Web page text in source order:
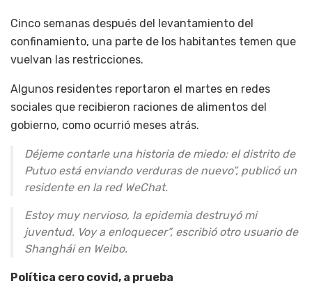
Cinco semanas después del levantamiento del
confinamiento, una parte de los habitantes temen que
vuelvan las restricciones.
Algunos residentes reportaron el martes en redes
sociales que recibieron raciones de alimentos del
gobierno, como ocurrió meses atrás.
Déjeme contarle una historia de miedo: el distrito de
Putuo está enviando verduras de nuevo”, publicó un
residente en la red WeChat.
Estoy muy nervioso, la epidemia destruyó mi
juventud. Voy a enloquecer”, escribió otro usuario de
Shanghái en Weibo.
Política cero covid, a prueba